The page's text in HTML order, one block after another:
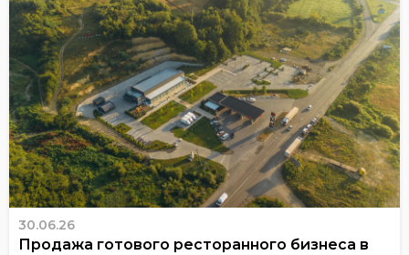
30.06.26
Продажа готового ресторанного бизнеса в